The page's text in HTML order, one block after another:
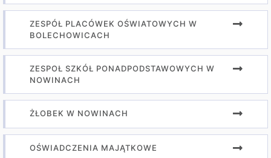
ZESPÓŁ PLACÓWEK OŚWIATOWYCH W
BOLECHOWICACH
ZESPOŁ SZKÓŁ PONADPODSTAWOWYCH W
NOWINACH
ŻŁOBEK W NOWINACH
OŚWIADCZENIA MAJĄTKOWE